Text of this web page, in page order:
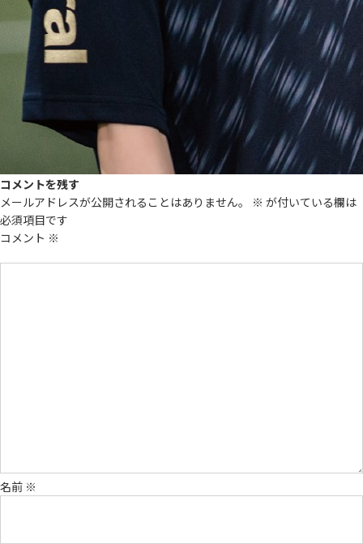
コメントを残す
メールアドレスが公開されることはありません。
※ が付いている欄は
必須項目です
コメント ※
名前 ※